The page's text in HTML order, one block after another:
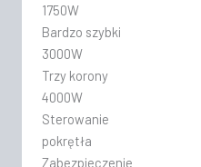
1750W
Bardzo szybki
3000W
Trzy korony
4000W
Sterowanie
pokrętła
Zabezpieczenie